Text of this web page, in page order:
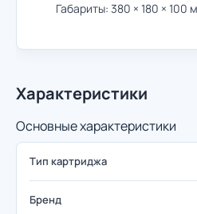
Габариты: 380 × 180 × 100
Характеристики
Основные характеристики
Тип картриджа
Бренд